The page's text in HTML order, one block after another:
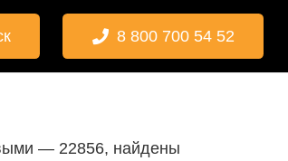
8 800 700 54 52
— 22856, найдены